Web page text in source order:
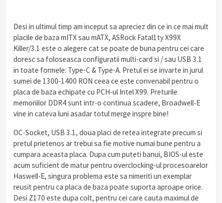
Desi in ultimul timp am inceput sa apreciez din ce in ce mai mult
placile de baza mITX sau mATX, ASRock Fatal1ty X99X
Killer/3.1 este o alegere cat se poate de buna pentru cei care
doresc sa foloseasca configuratii multi-card si / sau USB 3.1
in toate formele: Type-C & Type-A. Pretul ei se invarte in jurul
sumei de 1300-1400 RON ceea ce este convenabil pentru o
placa de baza echipate cu PCH-ul Intel X99. Preturile
memoriilor DDR4 sunt intr-o continua scadere, Broadwell-E
vine in cateva luni asadar totul merge inspre bine!
OC-Socket, USB 3.1, doua placi de retea integrate precum si
pretul prietenos ar trebui sa fie motive numai bune pentru a
cumpara aceasta placa. Dupa cum puteti banui, BIOS-ul este
acum suficient de matur pentru overclocking-ul procesoarelor
Haswell-E, singura problema este sa nimeriti un exemplar
reusit pentru ca placa de baza poate suporta aproape orice.
Desi Z170 este dupa colt, pentru cei care cauta maximul de